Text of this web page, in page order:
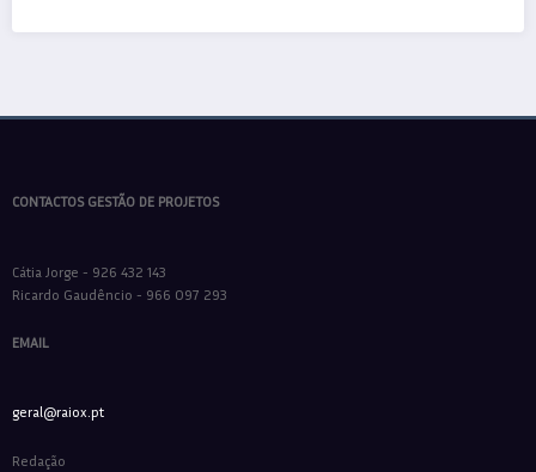
CONTACTOS GESTÃO DE PROJETOS
Cátia Jorge - 926 432 143
Ricardo Gaudêncio - 966 097 293
EMAIL
geral@raiox.pt
Redação